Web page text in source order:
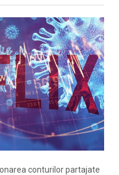
conturilor partajate